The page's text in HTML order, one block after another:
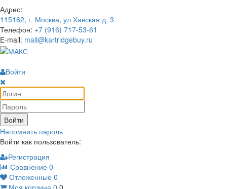
Адрес:
115162, г. Москва, ул Хавская д. 3
Телефон: +7 (916) 717-53-61
E-mail: mail@kartridgebuy.ru
Войти
Войти
Напомнить пароль
Войти как пользователь:
Регистрация
Сравнение 0
Отложенные 0
Моя корзина 0 0